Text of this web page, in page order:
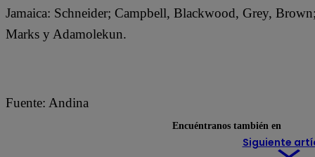
Jamaica: Schneider; Campbell, Blackwood, Grey,
Marks y Adamolekun.
Fuente: Andina
Siguiente
Encuéntranos también en